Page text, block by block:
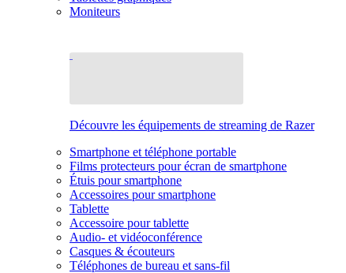
Moniteurs
Découvre les équipements de streaming de Razer
Smartphone et téléphone portable
Films protecteurs pour écran de smartphone
Étuis pour smartphone
Accessoires pour smartphone
Tablette
Accessoire pour tablette
Audio- et vidéoconférence
Casques & écouteurs
Téléphones de bureau et sans-fil